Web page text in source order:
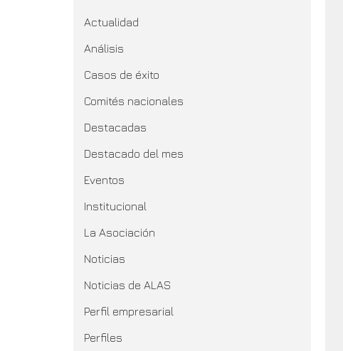
Actualidad
Análisis
Casos de éxito
Comités nacionales
Destacadas
Destacado del mes
Eventos
Institucional
La Asociación
Noticias
Noticias de ALAS
Perfil empresarial
Perfiles